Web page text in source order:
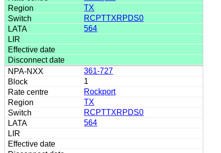
TX
RCPTTXRPDS0
564
361-727
1
Rockport
TX
RCPTTXRPDS0
564